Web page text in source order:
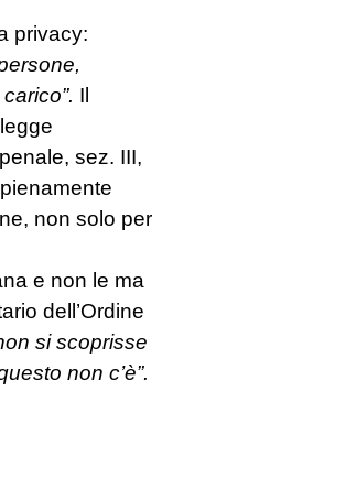
privacy:
Il
sez. III,
non solo per
e non le ma
dell’Ordine
si scoprisse
non c’è”.